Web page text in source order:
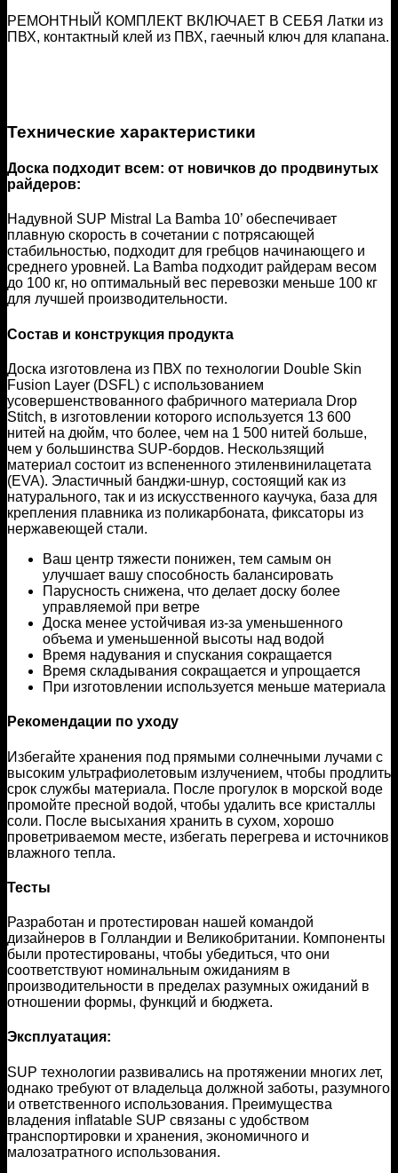
РЕМОНТНЫЙ КОМПЛЕКТ ВКЛЮЧАЕТ В СЕБЯ Латки из
ПВХ, контактный клей из ПВХ, гаечный ключ для клапана.
Технические характеристики
Доска подходит всем: от новичков до продвинутых
райдеров:
Надувной SUP Mistral La Bamba 10’ обеспечивает
плавную скорость в сочетании с потрясающей
стабильностью, подходит для гребцов начинающего и
среднего уровней. La Bamba подходит райдерам весом
до 100 кг, но оптимальный вес перевозки меньше 100 кг
для лучшей производительности.
Состав и конструкция продукта
Доска изготовлена из ПВХ по технологии Double Skin
Fusion Layer (DSFL) с использованием
усовершенствованного фабричного материала Drop
Stitch, в изготовлении которого используется 13 600
нитей на дюйм, что более, чем на 1 500 нитей больше,
чем у большинства SUP-бордов. Нескользящий
материал состоит из вспененного этиленвинилацетата
(EVA). Эластичный банджи-шнур, состоящий как из
натурального, так и из искусственного каучука, база для
крепления плавника из поликарбоната, фиксаторы из
нержавеющей стали.
Ваш центр тяжести понижен, тем самым он
улучшает вашу способность балансировать
Парусность снижена, что делает доску более
управляемой при ветре
Доска менее устойчивая из-за уменьшенного
объема и уменьшенной высоты над водой
Время надувания и спускания сокращается
Время складывания сокращается и упрощается
При изготовлении используется меньше материала
Рекомендации по уходу
Избегайте хранения под прямыми солнечными лучами с
высоким ультрафиолетовым излучением, чтобы продлить
срок службы материала. После прогулок в морской воде
промойте пресной водой, чтобы удалить все кристаллы
соли. После высыхания хранить в сухом, хорошо
проветриваемом месте, избегать перегрева и источников
влажного тепла.
Тесты
Разработан и протестирован нашей командой
дизайнеров в Голландии и Великобритании. Компоненты
были протестированы, чтобы убедиться, что они
соответствуют номинальным ожиданиям в
производительности в пределах разумных ожиданий в
отношении формы, функций и бюджета.
Эксплуатация:
SUP технологии развивались на протяжении многих лет,
однако требуют от владельца должной заботы, разумного
и ответственного использования. Преимущества
владения inflatable SUP связаны с удобством
транспортировки и хранения, экономичного и
малозатратного использования.